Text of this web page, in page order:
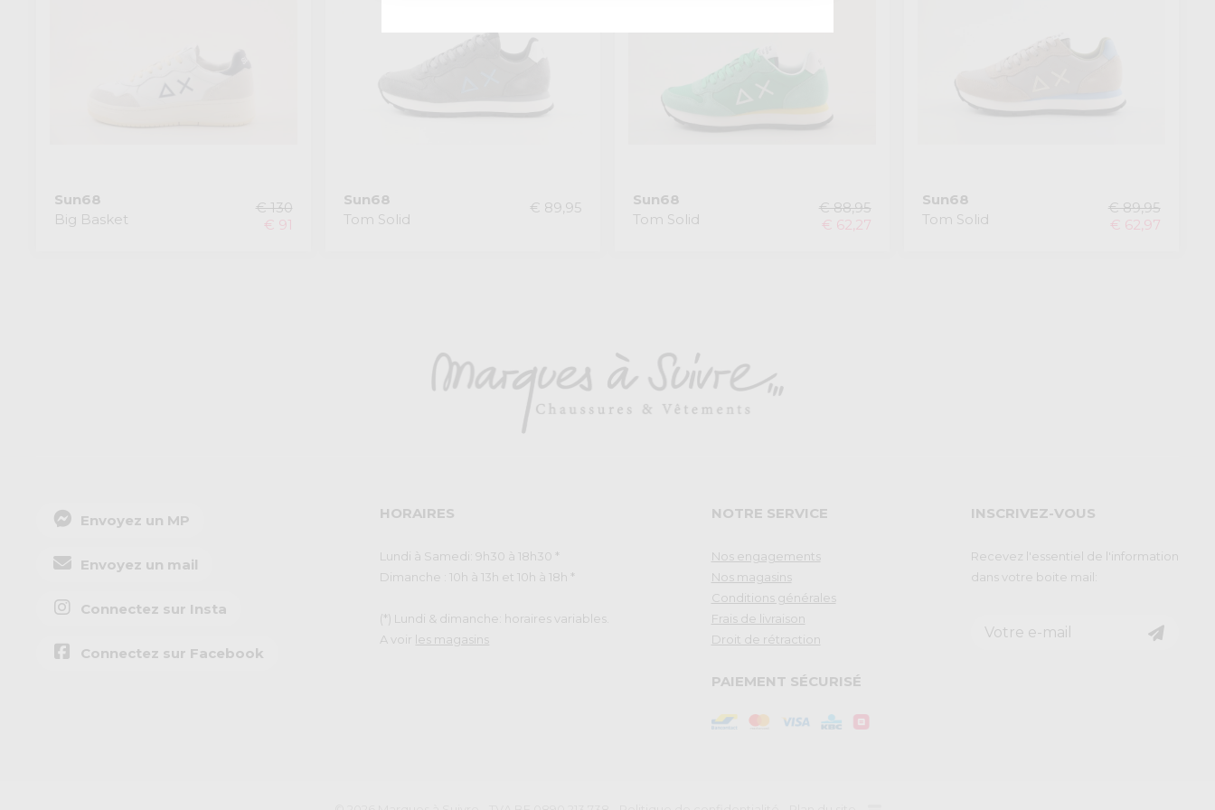
Sun68
Big Basket
€ 130
€ 91
Sun68
Tom Solid
€ 89,95
Sun68
Tom Solid
€ 88,95
€ 62,27
Sun68
Tom Solid
€ 89,95
€ 62,97
Envoyez un MP
Envoyez un mail
Connectez sur Insta
Connectez sur Facebook
HORAIRES
Lundi à Samedi: 9h30 à 18h30 *
Dimanche : 10h à 13h et 10h à 18h *
(*) Lundi & dimanche: horaires variables.
A voir les magasins
NOTRE SERVICE
Nos engagements
Nos magasins
Conditions générales
Frais de livraison
Droit de rétraction
PAIEMENT SÉCURISÉ
INSCRIVEZ-VOUS
Recevez l'essentiel de l'information
dans votre boite mail: